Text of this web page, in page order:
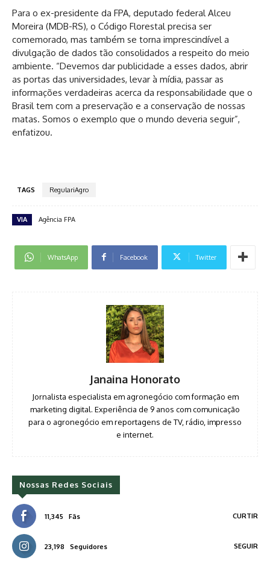
Para o ex-presidente da FPA, deputado federal Alceu
Moreira (MDB-RS), o Código Florestal precisa ser
comemorado, mas também se torna imprescindível a
divulgação de dados tão consolidados a respeito do meio
ambiente. “Devemos dar publicidade a esses dados, abrir
as portas das universidades, levar à mídia, passar as
informações verdadeiras acerca da responsabilidade que o
Brasil tem com a preservação e a conservação de nossas
matas. Somos o exemplo que o mundo deveria seguir”,
enfatizou.
TAGS RegulariAgro
VIA Agência FPA
WhatsApp Facebook Twitter
Janaina Honorato
Jornalista especialista em agronegócio com formação em
marketing digital. Experiência de 9 anos com comunicação
para o agronegócio em reportagens de TV, rádio, impresso
e internet.
Nossas Redes Sociais
11,345 Fãs CURTIR
23,198 Seguidores SEGUIR